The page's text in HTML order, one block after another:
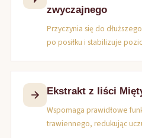
zwyczajnego
Przyczynia się do
po posiłku i stabilizuje
Ekstrakt z liści
Wspomaga prawidłowe
trawiennego, redukując